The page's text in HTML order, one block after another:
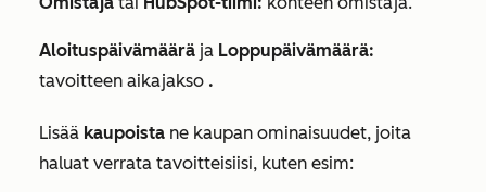
Aloituspäivämäärä ja Loppupäivämäärä:
tavoitteen aikajakso .
Lisää kaupoista ne kaupan ominaisuudet, joita
haluat verrata tavoitteisiisi, kuten esim: